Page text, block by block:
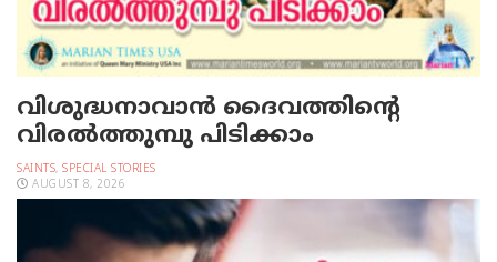
വിശുദ്ധനാവാന്‍ ദൈവത്തിന്റെ
വിരല്‍ത്തുമ്പു പിടിക്കാം
SAINTS, SPECIAL STORIES
AUGUST 8, 2026